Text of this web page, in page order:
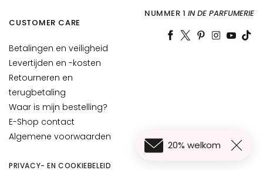
A
a
g
i
c
d
r
o
s
20% welkom
CUSTOMER CARE
Betalingen en veiligheid
Levertijden en -kosten
Retourneren en
terugbetaling
Waar is mijn bestelling?
E-Shop contact
Algemene voorwaarden
PRIVACY- EN COOKIEBELEID
NUMMER 1 IN DE PARFUMERIE